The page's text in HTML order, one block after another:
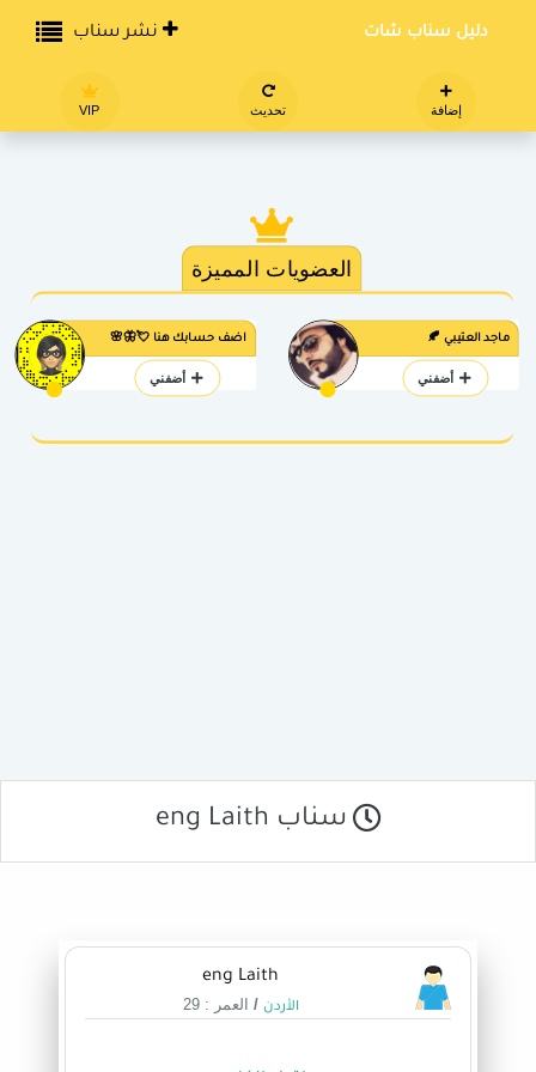
دليل سناب شات نشر سناب
إضافة تحديث VIP
العضويات المميزة
ماجد العتيبي 🍂
أضفني
اضف حسابك هنا 💘🦋🌸
أضفني
سناب eng Laith
eng Laith
الأردن / العمر : 29